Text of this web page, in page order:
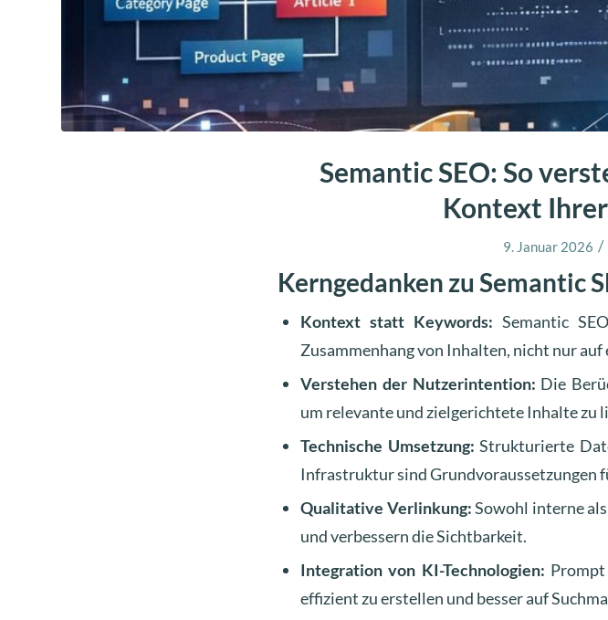
Semantic SEO: So
Kontext
9. Januar 2026 /
Kerngedanken zu Semantic
Kontext statt Keywords: Semantic
Zusammenhang von Inhalten, nicht nur auf
Verstehen der Nutzerintention: Die
um relevante und zielgerichtete Inhalte zu
Technische Umsetzung: Strukturierte
Infrastruktur sind Grundvoraussetzungen
Qualitative Verlinkung:Sowohl interne
und verbessern die Sichtbarkeit.
Integration von KI-Technologien:
effizient zu erstellen und besser auf